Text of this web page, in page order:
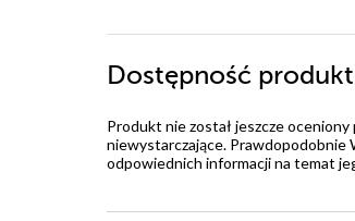
Dostępność
Produkt nie został jeszcze
niewystarczające. Prawdopodobnie
odpowiednich informacji na temat